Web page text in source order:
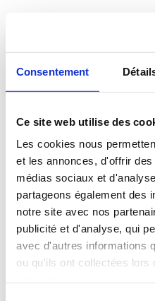
Consentement
Ce site web utilise des
Les cookies nous
et les annonces, d'offrir
médias sociaux et
partageons également des
notre site avec nos
publicité et d'analyse, qui
avec d'autres informations
ou qu'ils ont collectées lors